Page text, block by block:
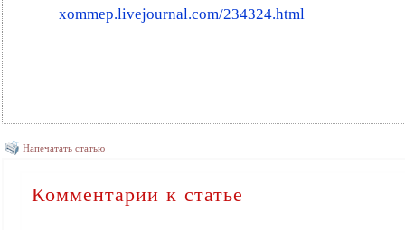
xommep.livejournal.com/234324.html
Напечатать статью
Комментарии к статье